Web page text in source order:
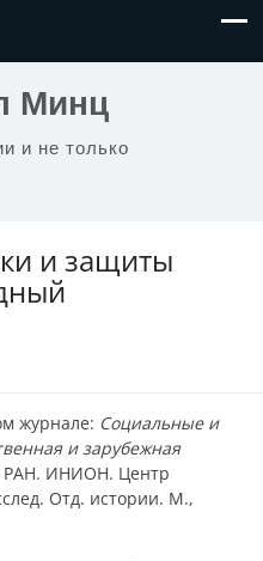
Минц
и не только
и защиты
журнале: Социальные и
и зарубежная
РАН. ИНИОН. Центр
Отд. истории. М.,